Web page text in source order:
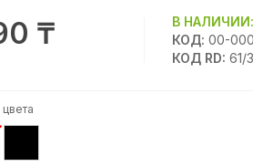
₸ В
КОД: 00-
КОД RD: 61/